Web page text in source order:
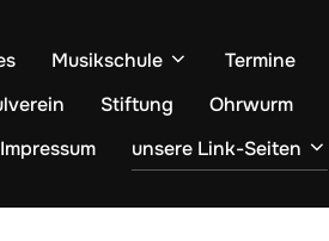
Musikschule Termine
Stiftung Ohrwurm
unsere Link-Seiten